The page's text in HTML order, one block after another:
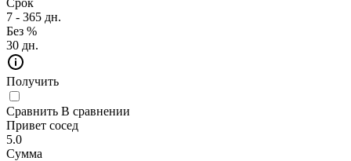
7 - 365 дн.
Без %
30 дн.
Получить
Сравнить В сравнении
Привет сосед
5.0
Сумма